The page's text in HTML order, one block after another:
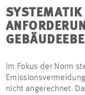
Im Fokus der Norm
nicht angerechnet.